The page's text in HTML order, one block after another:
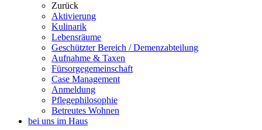
Zurück
Aktivierung
Kulinarik
Lebensräume
Geschützter Bereich / Demenzabteilung
Aufnahme & Taxen
Fürsorgegemeinschaft
Case Management
Anmeldung
Pflegephilosophie
Betreutes Wohnen
bei uns im Haus